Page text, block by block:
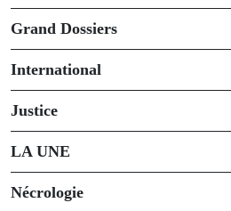
Grand Dossiers
International
Justice
LA UNE
Nécrologie